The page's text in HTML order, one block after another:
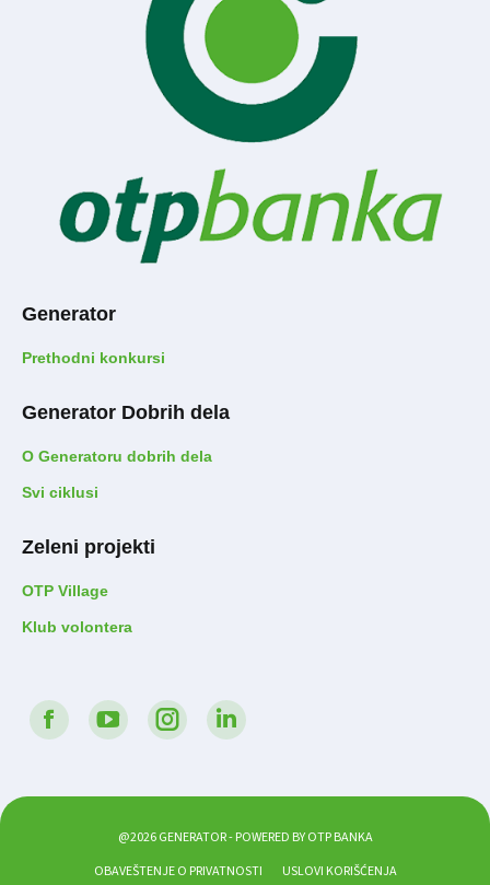
Generator
Prethodni konkursi
Generator Dobrih dela
O Generatoru dobrih dela
Svi ciklusi
Zeleni projekti
OTP Village
Klub volontera
Find us on:
FacebookYoutube InstagramLinkedIn
@2026 GENERATOR - POWERED BY OTP BANKA
OBAVEŠTENJE O PRIVATNOSTI
USLOVI KORIŠĆENJA